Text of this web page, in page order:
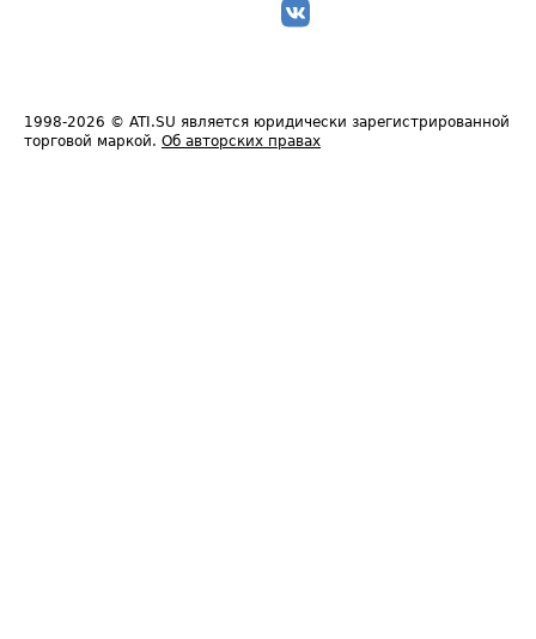
1998-2026 © ATI.SU является юридически зарегистрированной
торговой маркой. Об авторских правах